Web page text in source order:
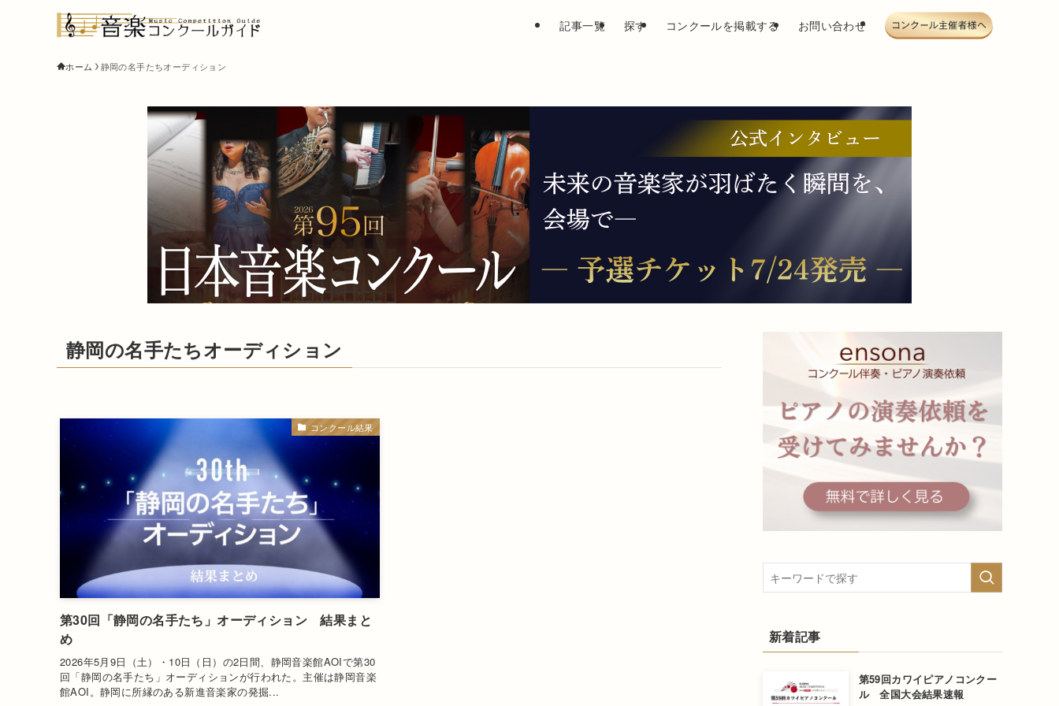
記事一覧 探す コンクールを掲載する お問い合わせ
ホーム 静岡の名手たちオーディション
静岡の名手たちオーディション
コンクール結果
第30回「静岡の名手たち」オーディション 結果まと
め
2026年5月9日（土）・10日（日）の2日間、静岡音楽館AOIで第30
回「静岡の名手たち」オーディションが行われた。主催は静岡音楽
館AOI。静岡に所縁のある新進音楽家の発掘...
新着記事
第59回カワイピアノコンクー
ル 全国大会結果速報